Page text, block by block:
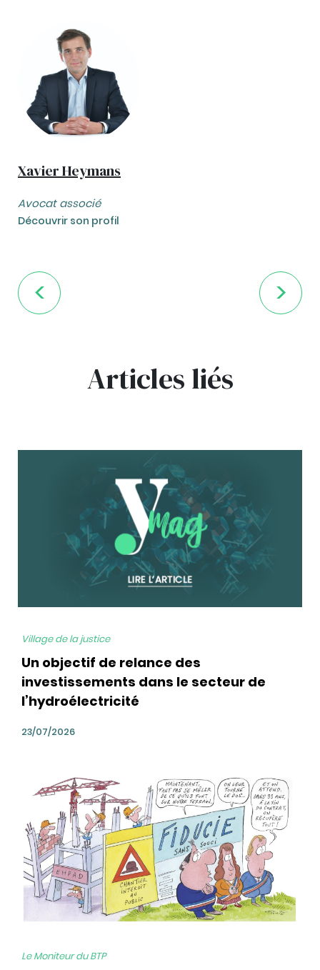
Xavier Heymans
Avocat associé
Découvrir son profil
Articles liés
Village de la justice
Un objectif de relance des
investissements dans le secteur de
l’hydroélectricité
23/07/2026
Le Moniteur du BTP